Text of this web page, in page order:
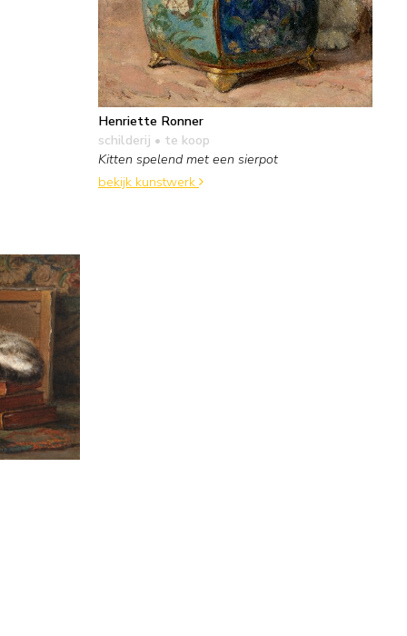
Henriette Ronner
schilderij • te koop
Kitten spelend met een sierpot
bekijk kunstwerk